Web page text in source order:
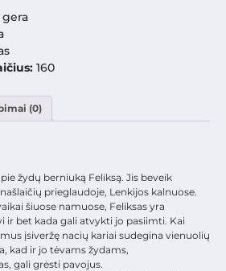
gera
160
(0)
žydų berniuką Feliksą. Jis beveik
prieglaudoje, Lenkijos kalnuose.
šiuose namuose, Feliksas yra
ir bet kada gali atvykti jo pasiimti. Kai
įsiveržę nacių kariai sudegina vienuolių
kad ir jo tėvams žydams,
gali grėsti pavojus.